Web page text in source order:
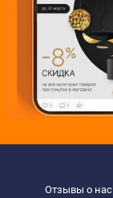
Отзывы о нас